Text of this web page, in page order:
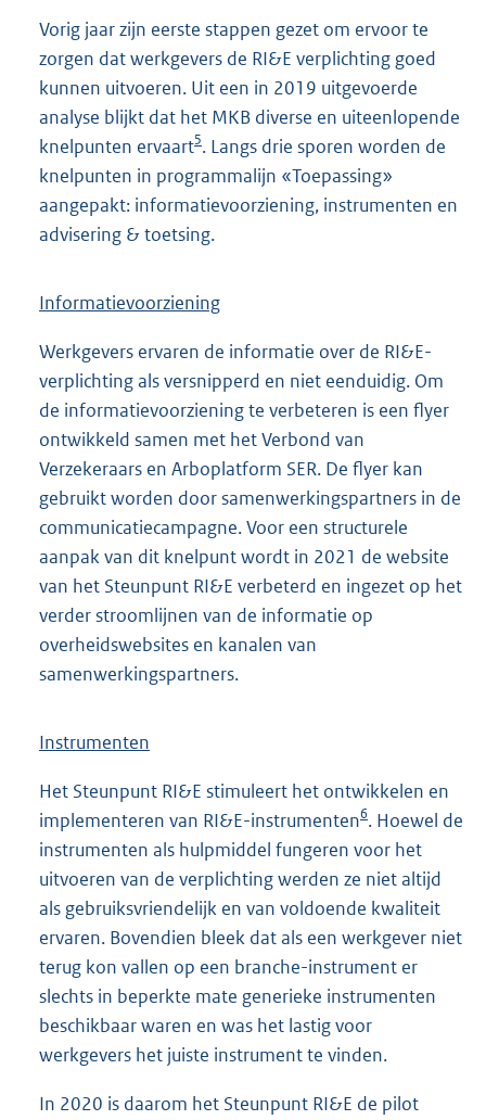
Vorig jaar zijn eerste stappen gezet om ervoor te
zorgen dat werkgevers de RI&E verplichting goed
kunnen uitvoeren. Uit een in 2019 uitgevoerde
analyse blijkt dat het MKB diverse en uiteenlopende
knelpunten ervaart5. Langs drie sporen worden de
knelpunten in programmalijn «Toepassing»
aangepakt: informatievoorziening, instrumenten en
advisering & toetsing.
Informatievoorziening
Werkgevers ervaren de informatie over de RI&E-
verplichting als versnipperd en niet eenduidig. Om
de informatievoorziening te verbeteren is een flyer
ontwikkeld samen met het Verbond van
Verzekeraars en Arboplatform SER. De flyer kan
gebruikt worden door samenwerkingspartners in de
communicatiecampagne. Voor een structurele
aanpak van dit knelpunt wordt in 2021 de website
van het Steunpunt RI&E verbeterd en ingezet op het
verder stroomlijnen van de informatie op
overheidswebsites en kanalen van
samenwerkingspartners.
Instrumenten
Het Steunpunt RI&E stimuleert het ontwikkelen en
implementeren van RI&E-instrumenten6. Hoewel de
instrumenten als hulpmiddel fungeren voor het
uitvoeren van de verplichting werden ze niet altijd
als gebruiksvriendelijk en van voldoende kwaliteit
ervaren. Bovendien bleek dat als een werkgever niet
terug kon vallen op een branche-instrument er
slechts in beperkte mate generieke instrumenten
beschikbaar waren en was het lastig voor
werkgevers het juiste instrument te vinden.
In 2020 is daarom het Steunpunt RI&E de pilot